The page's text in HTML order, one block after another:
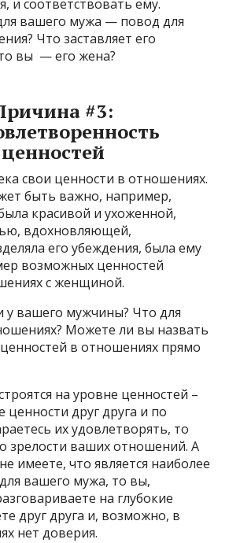
и соответствовать ему.
вашего мужа — повод для
Что заставляет его
вы — его жена?
#3:
ценностей
свои ценности в отношениях.
быть важно, например,
красивой и ухоженной,
вдохновляющей,
его убеждения, была ему
возможных ценностей
с женщиной.
у вашего мужчины? Что для
Можете ли вы назвать
в отношениях прямо
на уровне ценностей –
ценности друг друга и по
их удовлетворять, то
зрелости ваших отношений. А
имеете, что является наиболее
вашего мужа, то вы,
на глубокие
друг друга и, возможно, в
нет доверия.